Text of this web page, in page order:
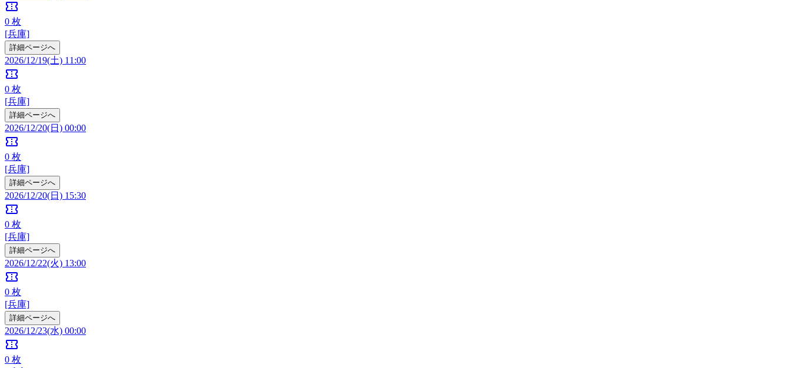
confirmation_number
0 枚
[兵庫]
詳細ページへ
2026/12/19(土) 11:00
confirmation_number
0 枚
[兵庫]
詳細ページへ
2026/12/20(日) 00:00
confirmation_number
0 枚
[兵庫]
詳細ページへ
2026/12/20(日) 15:30
confirmation_number
0 枚
[兵庫]
詳細ページへ
2026/12/22(火) 13:00
confirmation_number
0 枚
[兵庫]
詳細ページへ
2026/12/23(水) 00:00
confirmation_number
0 枚